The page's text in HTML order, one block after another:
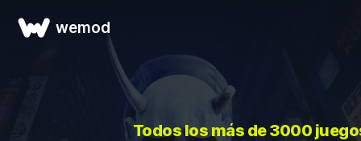
wemod
Todos los más de 3000